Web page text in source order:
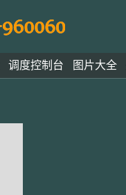
调度控制台 图片大全